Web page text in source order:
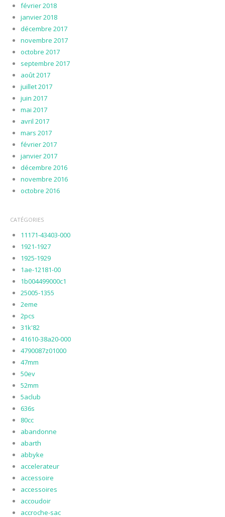
février 2018
janvier 2018
décembre 2017
novembre 2017
octobre 2017
septembre 2017
août 2017
juillet 2017
juin 2017
mai 2017
avril 2017
mars 2017
février 2017
janvier 2017
décembre 2016
novembre 2016
octobre 2016
CATÉGORIES
11171-43403-000
1921-1927
1925-1929
1ae-12181-00
1b004499000c1
25005-1355
2eme
2pcs
31k'82
41610-38a20-000
4790087z01000
47mm
50ev
52mm
5aclub
636s
80cc
abandonne
abarth
abbyke
accelerateur
accessoire
accessoires
accoudoir
accroche-sac